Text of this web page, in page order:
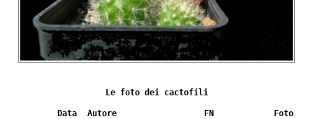
Le foto dei cactofili
Data Autore FN Foto